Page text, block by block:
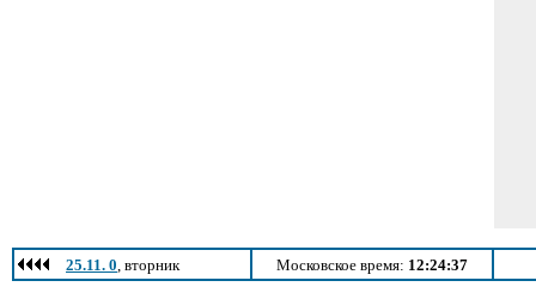
25.11. 0, вторник Московское время: 12:24:37